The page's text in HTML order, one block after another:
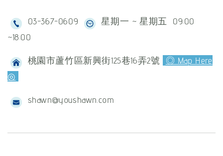
03-367-0609
星期一 ~ 星期五 09:00
~18:00
桃園市蘆竹區新興街125巷16弄2號
◎ Map Here
◎
shawn@youshawn.com